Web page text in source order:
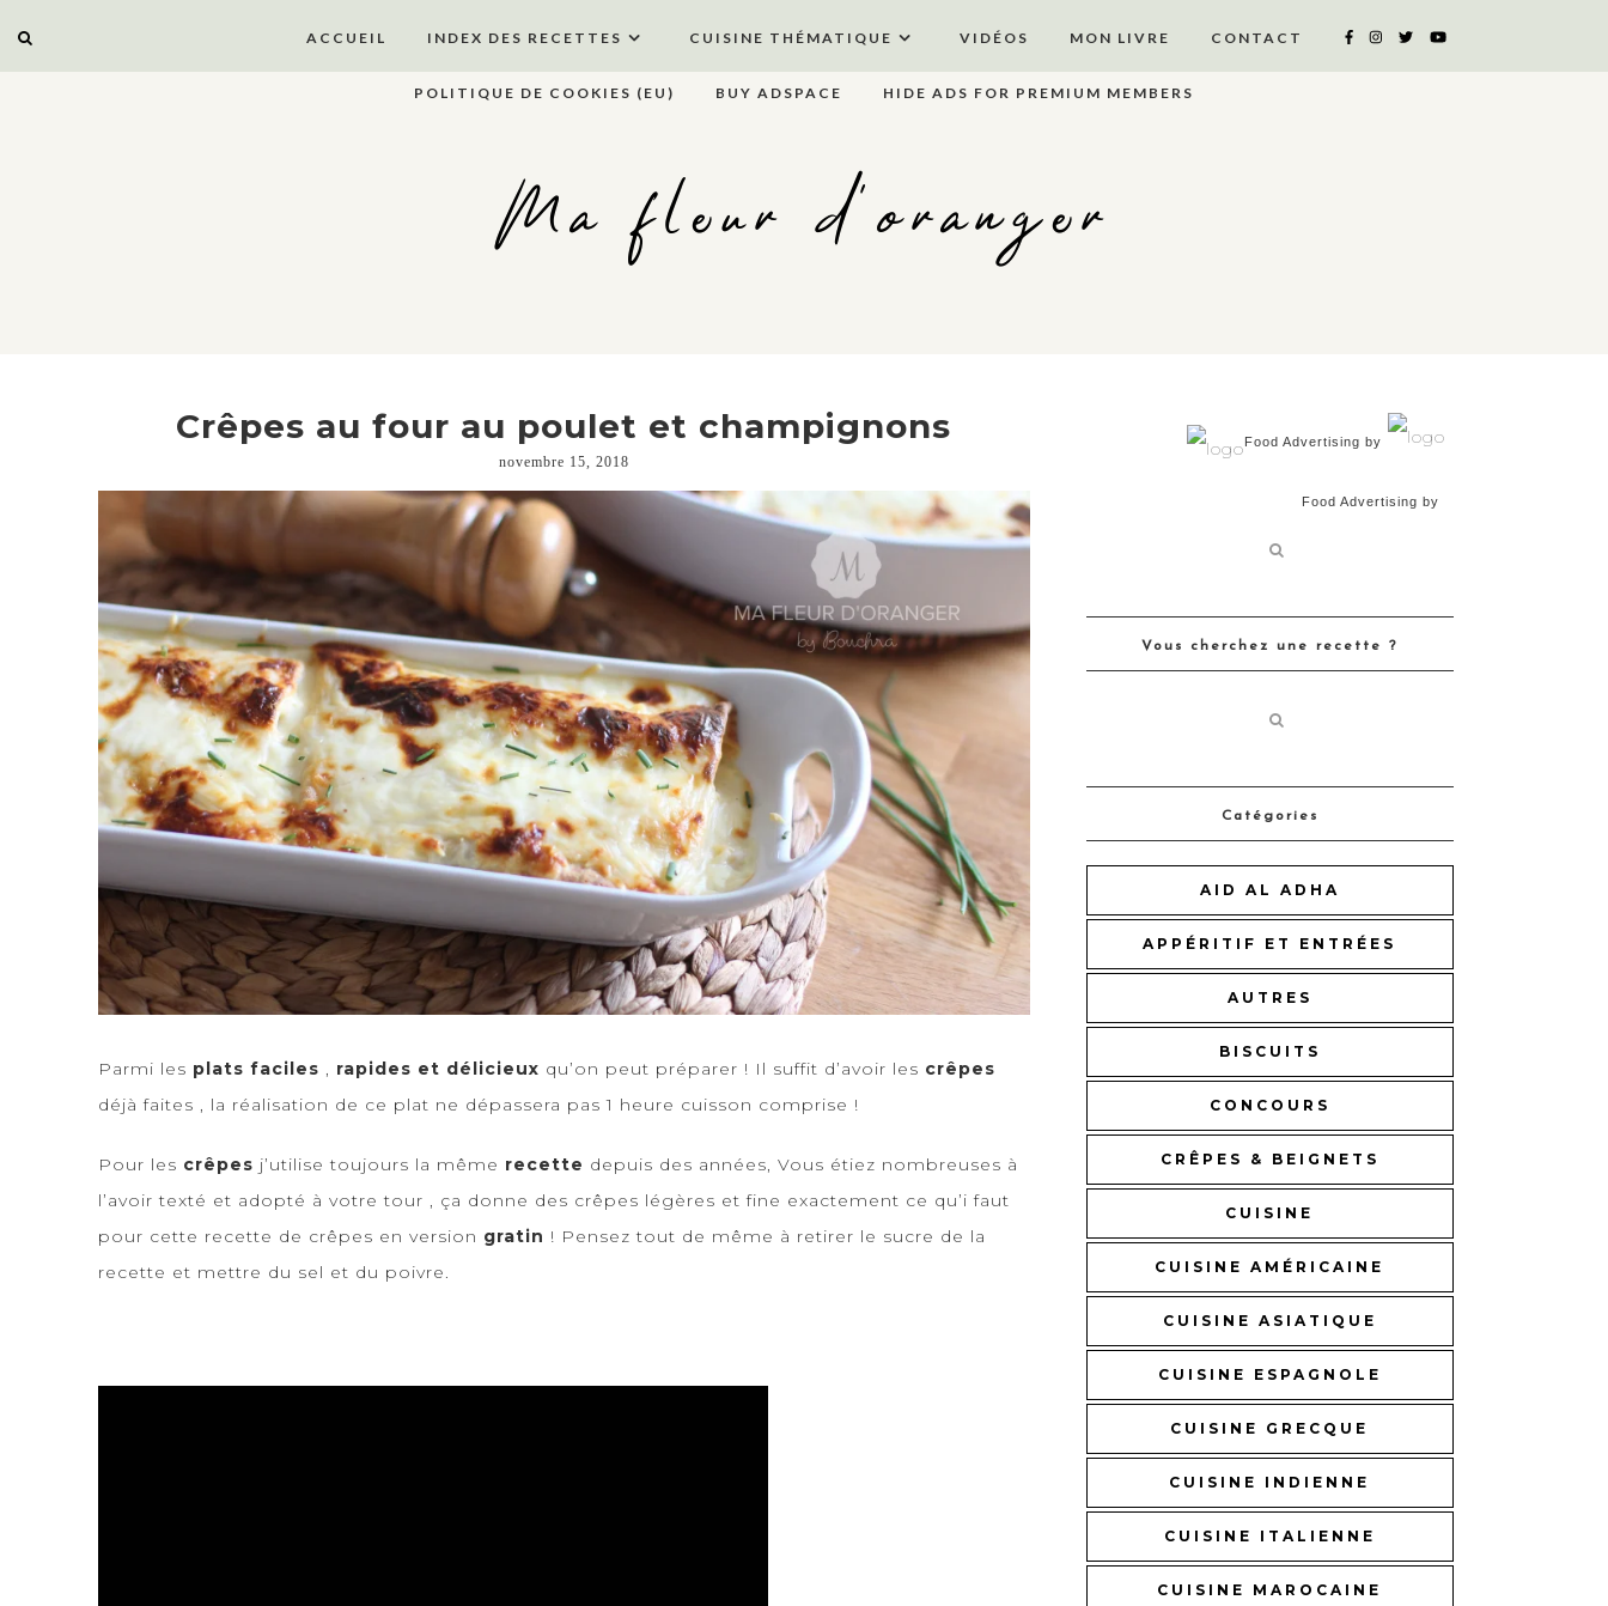
ACCUEIL INDEX DES RECETTES CUISINE THÉMATIQUE VIDÉOS MON LIVRE CONTACT
POLITIQUE DE COOKIES (EU) BUY ADSPACE HIDE ADS FOR PREMIUM MEMBERS
Ma fleur d'oranger
Crêpes au four au poulet et champignons
novembre 15, 2018
Parmi les plats faciles , rapides et délicieux qu’on peut préparer ! Il suffit d’avoir les crêpes
déjà faites , la réalisation de ce plat ne dépassera pas 1 heure cuisson comprise !
Pour les crêpes j’utilise toujours la même recette depuis des années, Vous étiez nombreuses à
l’avoir texté et adopté à votre tour , ça donne des crêpes légères et fine exactement ce qu’i faut
pour cette recette de crêpes en version gratin ! Pensez tout de même à retirer le sucre de la
recette et mettre du sel et du poivre.
Food Advertising by
Food Advertising by
Vous cherchez une recette ?
Catégories
AID AL ADHA
APPÉRITIF ET ENTRÉES
AUTRES
BISCUITS
CONCOURS
CRÊPES & BEIGNETS
CUISINE
CUISINE AMÉRICAINE
CUISINE ASIATIQUE
CUISINE ESPAGNOLE
CUISINE GRECQUE
CUISINE INDIENNE
CUISINE ITALIENNE
CUISINE MAROCAINE